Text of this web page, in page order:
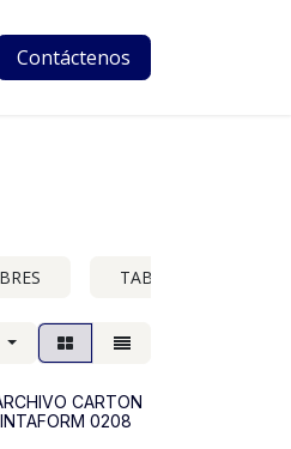
Contáctenos
TABLAS C-CLIP
CARTON
0208